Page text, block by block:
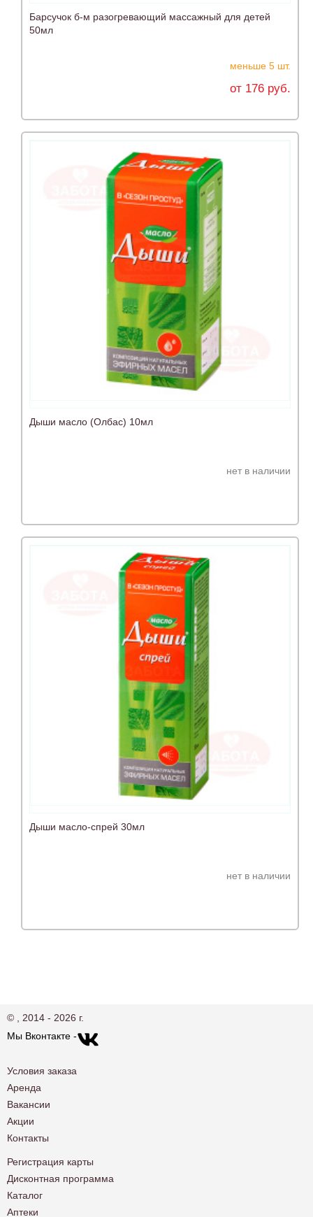
Барсучок б-м разогревающий массажный для детей
50мл
меньше 5 шт.
от 176 руб.
Дыши масло (Олбас) 10мл
нет в наличии
Дыши масло-спрей 30мл
нет в наличии
© , 2014 - 2026 г.
Мы Вконтакте -
Условия заказа
Аренда
Вакансии
Акции
Контакты
Регистрация карты
Дисконтная программа
Каталог
Аптеки